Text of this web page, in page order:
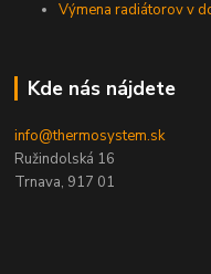
Výmena radiátorov v
Kde nás nájdete
info@thermosystem.sk
Ružindolská 16
Trnava, 917 01